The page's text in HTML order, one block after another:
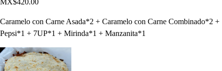
MX$420.00
Caramelo con Carne Asada*2 + Caramelo con Carne Combinado*2 +
Pepsi*1 + 7UP*1 + Mirinda*1 + Manzanita*1